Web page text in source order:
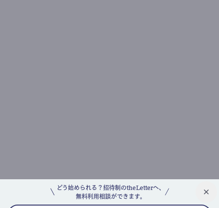
どう始められる？招待制のtheLetterへ、
無料利用相談ができます。